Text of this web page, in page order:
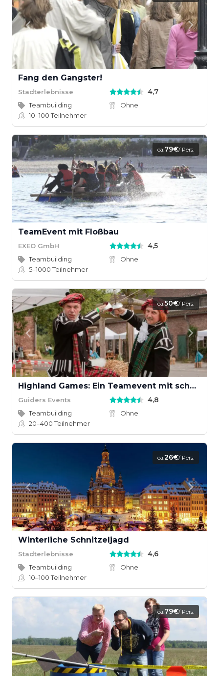
Fang den Gangster!
Stadterlebnisse 4,7
Teambuilding
Ohne
10–100Teilnehmer
ca.79€/ Pers.
TeamEvent mit Floßbau
EXEO GmbH 4,5
Teambuilding
Ohne
5–1000Teilnehmer
ca.50€/ Pers.
Highland Games: Ein Teamevent mit schottischem Wettkampfgeist
Guiders Events 4,8
Teambuilding
Ohne
20–400Teilnehmer
ca.26€/ Pers.
Winterliche Schnitzeljagd
Stadterlebnisse 4,6
Teambuilding
Ohne
10–100Teilnehmer
ca.79€/ Pers.